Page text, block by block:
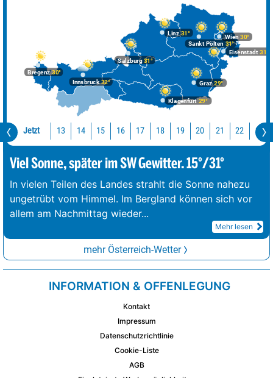
Bregenz30°
Graz29°
Innsbruck32°
Klagenfurt 29°
Linz31°
Salzburg31°
Wien 30°
Eisenstadt 31°
Sankt Pölten 31°
Jetzt 13 14 15 16 17 18 19 20 21 22 23
Viel Sonne, später im SW Gewitter. 15°/31°
In vielen Teilen des Landes strahlt die Sonne nahezu
ungetrübt vom Himmel. Im Bergland können sich vor
allem am Nachmittag wieder...
Mehr lesen
mehr Österreich-Wetter
INFORMATION & OFFENLEGUNG
Kontakt
Impressum
Datenschutzrichtlinie
Cookie-Liste
AGB